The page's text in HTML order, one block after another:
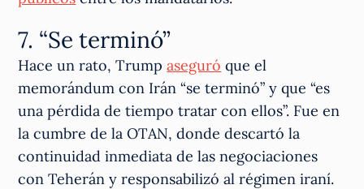
7. “Se terminó”
Hace un rato, Trumpaseguró que el
memorándum con Irán “se terminó” y que “es
una pérdida de tiempo tratar con ellos”. Fue en
la cumbre de la OTAN, donde descartó la
continuidad inmediata de las negociaciones
con Teherán y responsabilizó al régimen iraní.